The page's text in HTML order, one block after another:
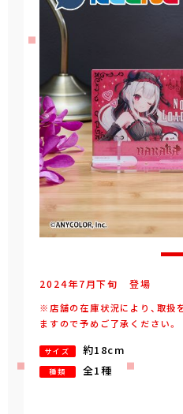
2024年7月下旬 登場
※店舗の在庫状況により、取扱
ますので予めご了承ください。
サイズ 約18cm
種類 全1種